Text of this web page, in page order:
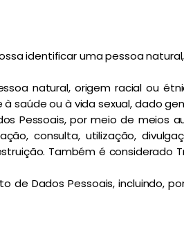
identificar uma pessoa
natural, origem racial ou
saúde ou à vida sexual, dado
Pessoais, por meio de meios
consulta, utilização,
Também é considerado
Dados Pessoais, incluindo,